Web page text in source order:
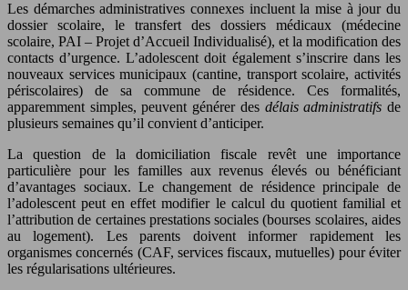
Les démarches administratives connexes incluent la mise à jour du
dossier scolaire, le transfert des dossiers médicaux (médecine
scolaire, PAI – Projet d’Accueil Individualisé), et la modification des
contacts d’urgence. L’adolescent doit également s’inscrire dans les
nouveaux services municipaux (cantine, transport scolaire, activités
périscolaires) de sa commune de résidence. Ces formalités,
apparemment simples, peuvent générer des délais administratifs de
plusieurs semaines qu’il convient d’anticiper.
La question de la domiciliation fiscale revêt une importance
particulière pour les familles aux revenus élevés ou bénéficiant
d’avantages sociaux. Le changement de résidence principale de
l’adolescent peut en effet modifier le calcul du quotient familial et
l’attribution de certaines prestations sociales (bourses scolaires, aides
au logement). Les parents doivent informer rapidement les
organismes concernés (CAF, services fiscaux, mutuelles) pour éviter
les régularisations ultérieures.